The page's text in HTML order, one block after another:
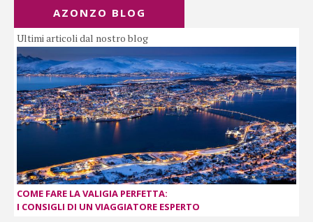
AZONZO BLOG
Ultimi articoli dal nostro blog
COME FARE LA VALIGIA PERFETTA:
I CONSIGLI DI UN VIAGGIATORE ESPERTO